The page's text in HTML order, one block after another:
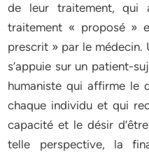
de leur traitement, qui
traitement « proposé »
prescrit » par le médecin.
s’appuie sur un patient-
humaniste qui affirme le
chaque individu et qui
capacité et le désir
telle perspective, la